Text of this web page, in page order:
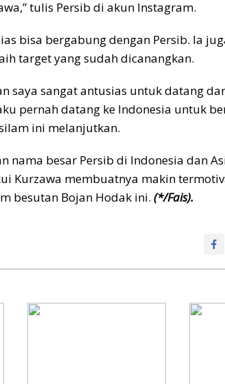
tulis Persib di akun Instagram.
bisa bergabung dengan Persib. Ia
target yang sudah dicanangkan.
saya sangat antusias untuk datang
pernah datang ke Indonesia untuk
ini melanjutkan.
nama besar Persib di Indonesia dan
Kurzawa membuatnya makin
besutan Bojan Hodak ini. (*/Fais).